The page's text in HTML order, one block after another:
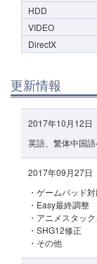
HDD
VIDEO
DirectX
更新情報
2017年10月12日
英語、繁体中国
2017年09月27日
・ゲームパッド
・Easy最終調整
・アニメスタッ
・SHG12修正
・その他